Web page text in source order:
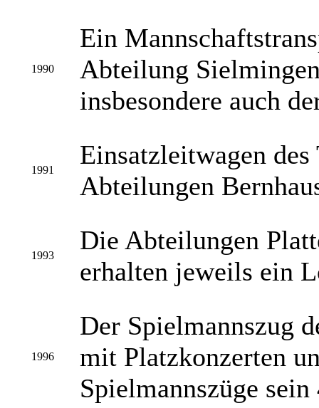
1990
Ein
Abteilung
insbesondere auch
1991
Einsatzleitwagen
Abteilungen
1993
Die Abteilungen
erhalten jeweils ein
1996
Der Spielmannszug
mit Platzkonzerten
Spielmannszüge